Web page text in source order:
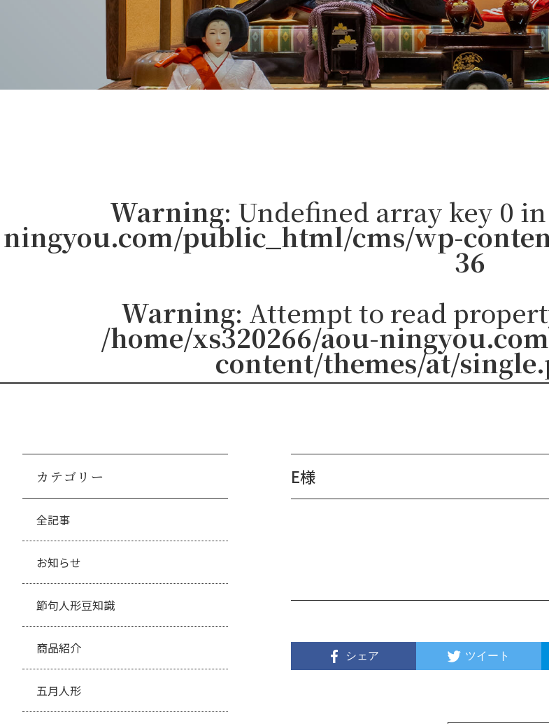
Warning: Undefined array key 0 in
ningyou.com/public_html/cms/wp-
36
Warning: Attempt to read
/home/xs320266/aou-
content/themes/at/
カテゴリー
全記事
お知らせ
節句人形豆知識
商品紹介
五月人形
E様
シェア ツイート